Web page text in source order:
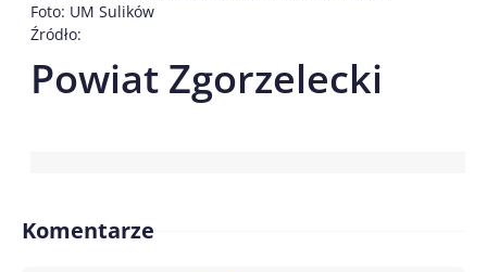
Foto: UM Sulików
Źródło:
Powiat Zgorzelecki
Komentarze